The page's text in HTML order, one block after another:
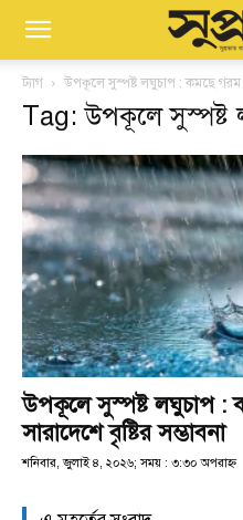
ট্যাগ উপকূলে সুস্পষ্ট লঘুচাপ : কমছে গরম
Tag: উপকূলে সুস্পষ্ট
উপকূলে সুস্পষ্ট লঘুচাপ :
সারাদেশে বৃষ্টির সম্ভাবনা
শনিবার, জুলাই ৪, ২০২৬; সময় : ৩:৩০ অপরাহ্ণ